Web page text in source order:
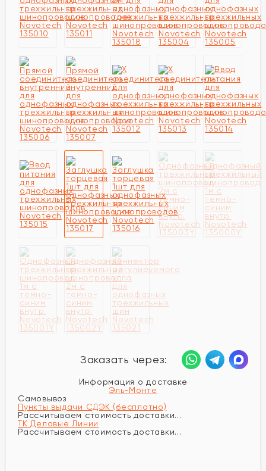
Заказать через:
Информация о доставке
Эль-Монте
Самовывоз
Пункты выдачи СДЭК (бесплатно)
Рассчитываем стоимость доставки...
ТК Деловые Линии
Рассчитываем стоимость доставки...